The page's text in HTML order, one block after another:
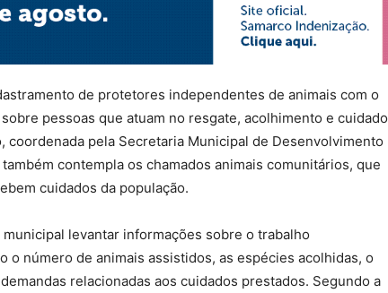
de protetores independentes de animais com o
pessoas que atuam no resgate, acolhimento e cuidado
coordenada pela Secretaria Municipal de Desenvolvimento
contempla os chamados animais comunitários, que
cuidados da população.
levantar informações sobre o trabalho
o número de animais assistidos, as espécies acolhidas, o
relacionadas aos cuidados prestados. Segundo a